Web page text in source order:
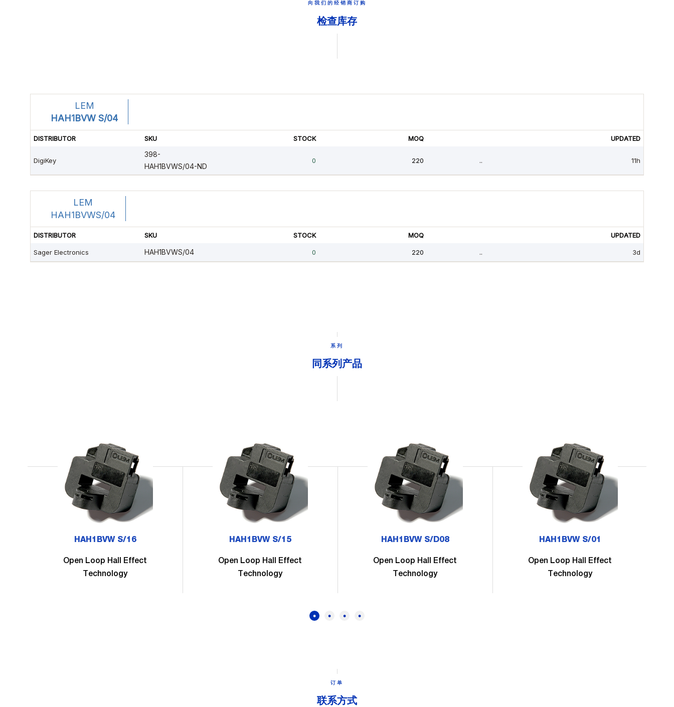
向我们的经销商订购
检查库存
系列
同系列产品
HAH1BVW S/16
Open Loop Hall Effect
Technology
HAH1BVW S/15
Open Loop Hall Effect
Technology
HAH1BVW S/D08
Open Loop Hall Effect
Technology
HAH1BVW S/01
Open Loop Hall Effect
Technology
订单
联系方式